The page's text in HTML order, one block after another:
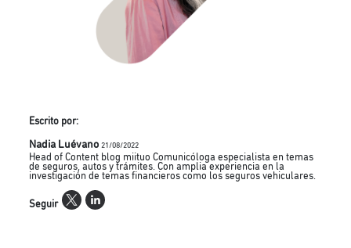
Escrito por:
Nadia Luévano 21/08/2022
Head of Content blog miituo Comunicóloga especialista en temas
de seguros, autos y trámites. Con amplia experiencia en la
investigación de temas financieros como los seguros vehiculares.
Seguir